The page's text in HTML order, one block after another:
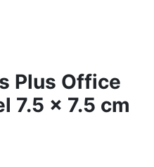
Plus Office
7.5 x 7.5 cm